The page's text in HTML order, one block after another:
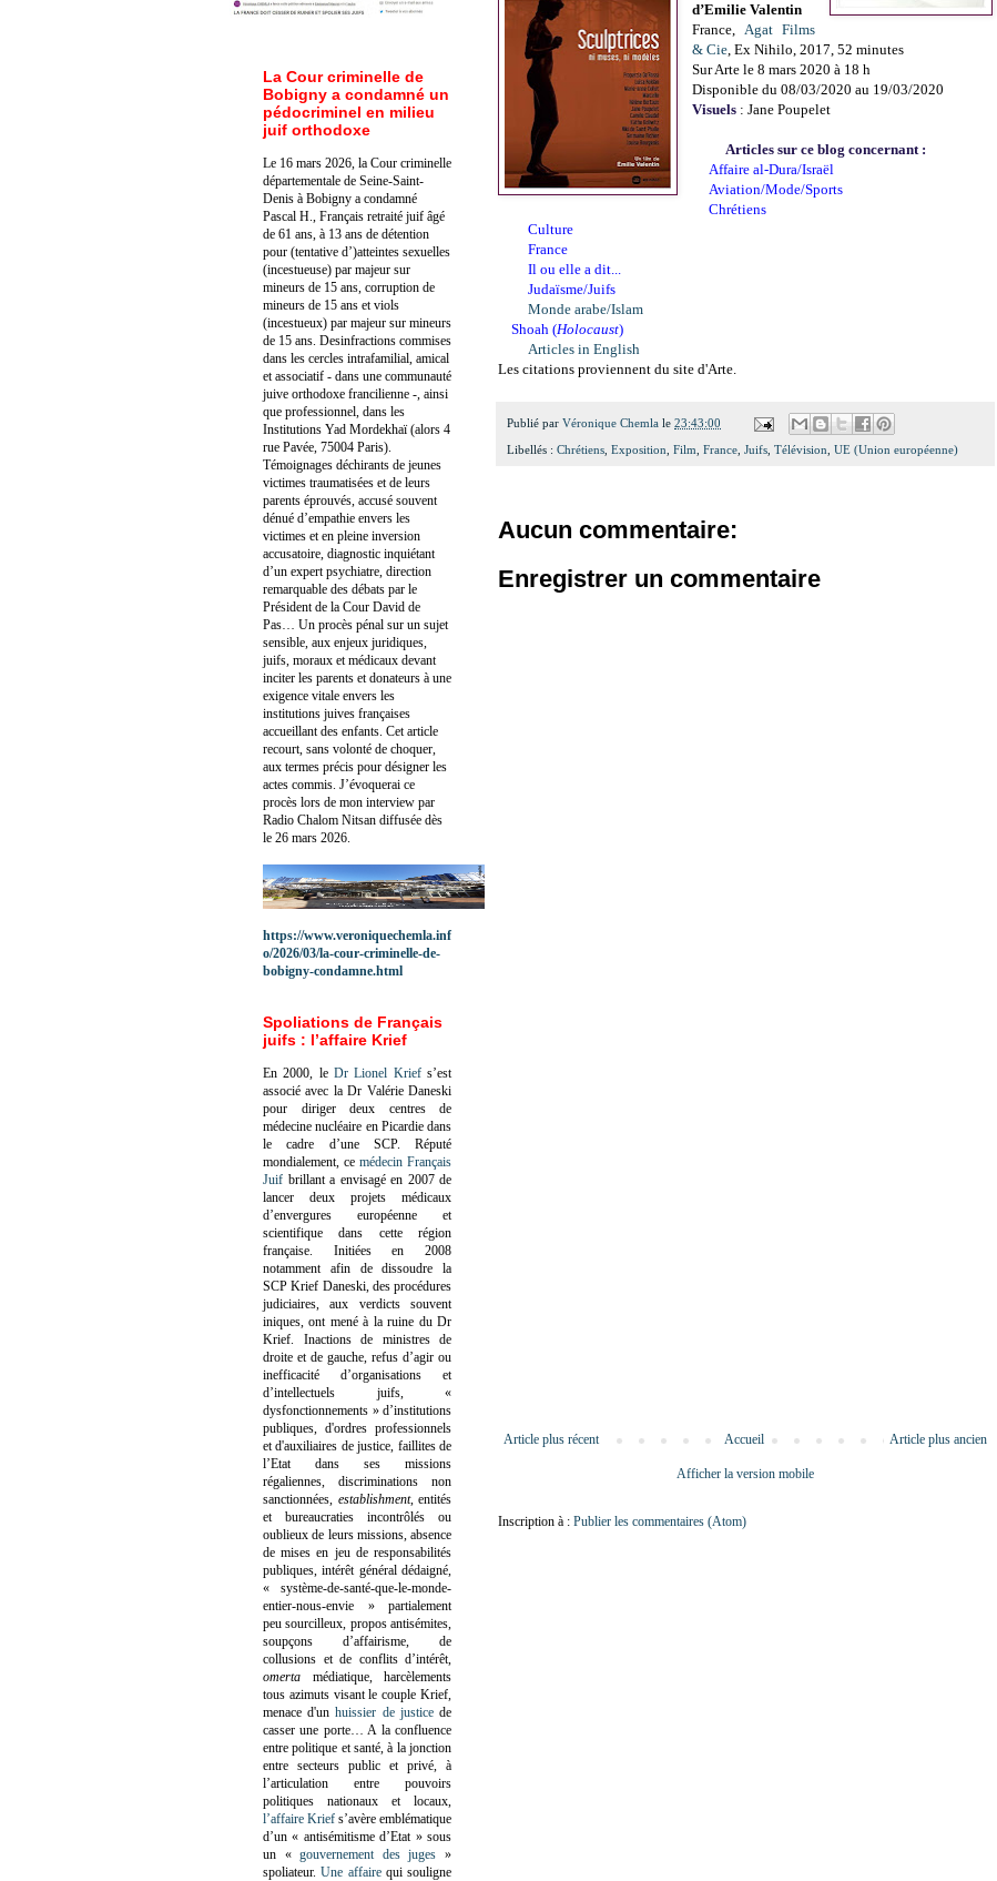
d’Emilie Valentin
France, Agat Films
& Cie, Ex Nihilo, 2017, 52 minutes
Sur Arte le 8 mars 2020 à 18 h
Disponible du 08/03/2020 au 19/03/2020
Visuels : Jane Poupelet
Articles sur ce blog concernant :
Affaire al-Dura/Israël
Aviation/Mode/Sports
Chrétiens
Culture
France
Il ou elle a dit...
Judaïsme/Juifs
Monde arabe/Islam
Shoah (Holocaust)
Articles in English
Les citations proviennent du site d'Arte.
Publié par Véronique Chemla le 23:43:00
Libellés : Chrétiens, Exposition, Film, France, Juifs, Télévision, UE (Union européenne)
Aucun commentaire:
Enregistrer un commentaire
Article plus récent Article plus ancien
Accueil
Afficher la version mobile
Inscription à : Publier les commentaires (Atom)
La Cour criminelle de
Bobigny a condamné un
pédocriminel en milieu
juif orthodoxe
Le 16 mars 2026, la Cour criminelle
départementale de Seine-Saint-
Denis à Bobigny a condamné
Pascal H., Français retraité juif âgé
de 61 ans, à 13 ans de détention
pour (tentative d’)atteintes sexuelles
(incestueuse) par majeur sur
mineurs de 15 ans, corruption de
mineurs de 15 ans et viols
(incestueux) par majeur sur mineurs
de 15 ans. Desinfractions commises
dans les cercles intrafamilial, amical
et associatif - dans une communauté
juive orthodoxe francilienne -, ainsi
que professionnel, dans les
Institutions Yad Mordekhaï (alors 4
rue Pavée, 75004 Paris).
Témoignages déchirants de jeunes
victimes traumatisées et de leurs
parents éprouvés, accusé souvent
dénué d’empathie envers les
victimes et en pleine inversion
accusatoire, diagnostic inquiétant
d’un expert psychiatre, direction
remarquable des débats par le
Président de la Cour David de
Pas… Un procès pénal sur un sujet
sensible, aux enjeux juridiques,
juifs, moraux et médicaux devant
inciter les parents et donateurs à une
exigence vitale envers les
institutions juives françaises
accueillant des enfants. Cet article
recourt, sans volonté de choquer,
aux termes précis pour désigner les
actes commis. J’évoquerai ce
procès lors de mon interview par
Radio Chalom Nitsan diffusée dès
le 26 mars 2026.
https://www.veroniquechemla.inf
o/2026/03/la-cour-criminelle-de-
bobigny-condamne.html
Spoliations de Français
juifs : l’affaire Krief
En 2000, le Dr Lionel Kriefs’est
associé avec la Dr Valérie Daneski
pour diriger deux centres de
médecine nucléaire en Picardie dans
le cadre d’une SCP. Réputé
mondialement, ce médecin Français
Juif brillant a envisagé en 2007 de
lancer deux projets médicaux
d’envergures européenne et
scientifique dans cette région
française. Initiées en 2008
notamment afin de dissoudre la
SCP Krief Daneski, des procédures
judiciaires, aux verdicts souvent
iniques, ont mené à la ruine du Dr
Krief. Inactions de ministres de
droite et de gauche, refus d’agir ou
inefficacité d’organisations et
d’intellectuels juifs, «
dysfonctionnements » d’institutions
publiques, d'ordres professionnels
et d'auxiliaires de justice, faillites de
l’Etat dans ses missions
régaliennes, discriminations non
sanctionnées, establishment, entités
et bureaucraties incontrôlés ou
oublieux de leurs missions, absence
de mises en jeu de responsabilités
publiques, intérêt général dédaigné,
« système-de-santé-que-le-monde-
entier-nous-envie » partialement
peu sourcilleux, propos antisémites,
soupçons d’affairisme, de
collusions et de conflits d’intérêt,
omerta médiatique, harcèlements
tous azimuts visant le couple Krief,
menace d'unhuissier de justicede
casser une porte… A la confluence
entre politique et santé, à la jonction
entre secteurs public et privé, à
l’articulation entre pouvoirs
politiques nationaux et locaux,
l’affaire Krief s’avère emblématique
d’un « antisémitisme d’Etat » sous
un «gouvernement des juges »
spoliateur.Une affairequi souligne